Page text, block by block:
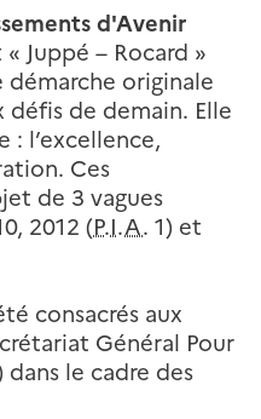
d'Avenir
Juppé – Rocard »
démarche originale
défis de demain. Elle
l’excellence,
Ces
de 3 vagues
2012 (P.I.A. 1) et
consacrés aux
Général Pour
dans le cadre des